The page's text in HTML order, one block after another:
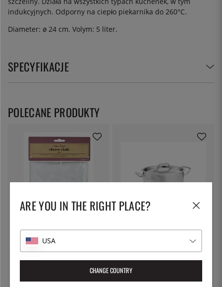
indukcyjnych. Odporny na ciepło piekarnika do 260°C.
Diameter: ø 24 cm. Volym: 5 liter.
SPECYFIKACJE
Płótno do sera, do odciskania -
Kitchen Craft
30 zł
Garnek do makaronu z pokrywką
227 zł
POLECANE PRODUKTY
ARE YOU IN THE RIGHT PLACE?
USA
CHANGE COUNTRY